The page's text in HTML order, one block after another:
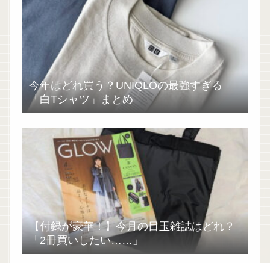
今年はどれ買う？UNIQLOの最強すぎる
「白Tシャツ」まとめ
【付録が豪華！】今月の目玉雑誌はどれ？
「2冊買いしたい……」